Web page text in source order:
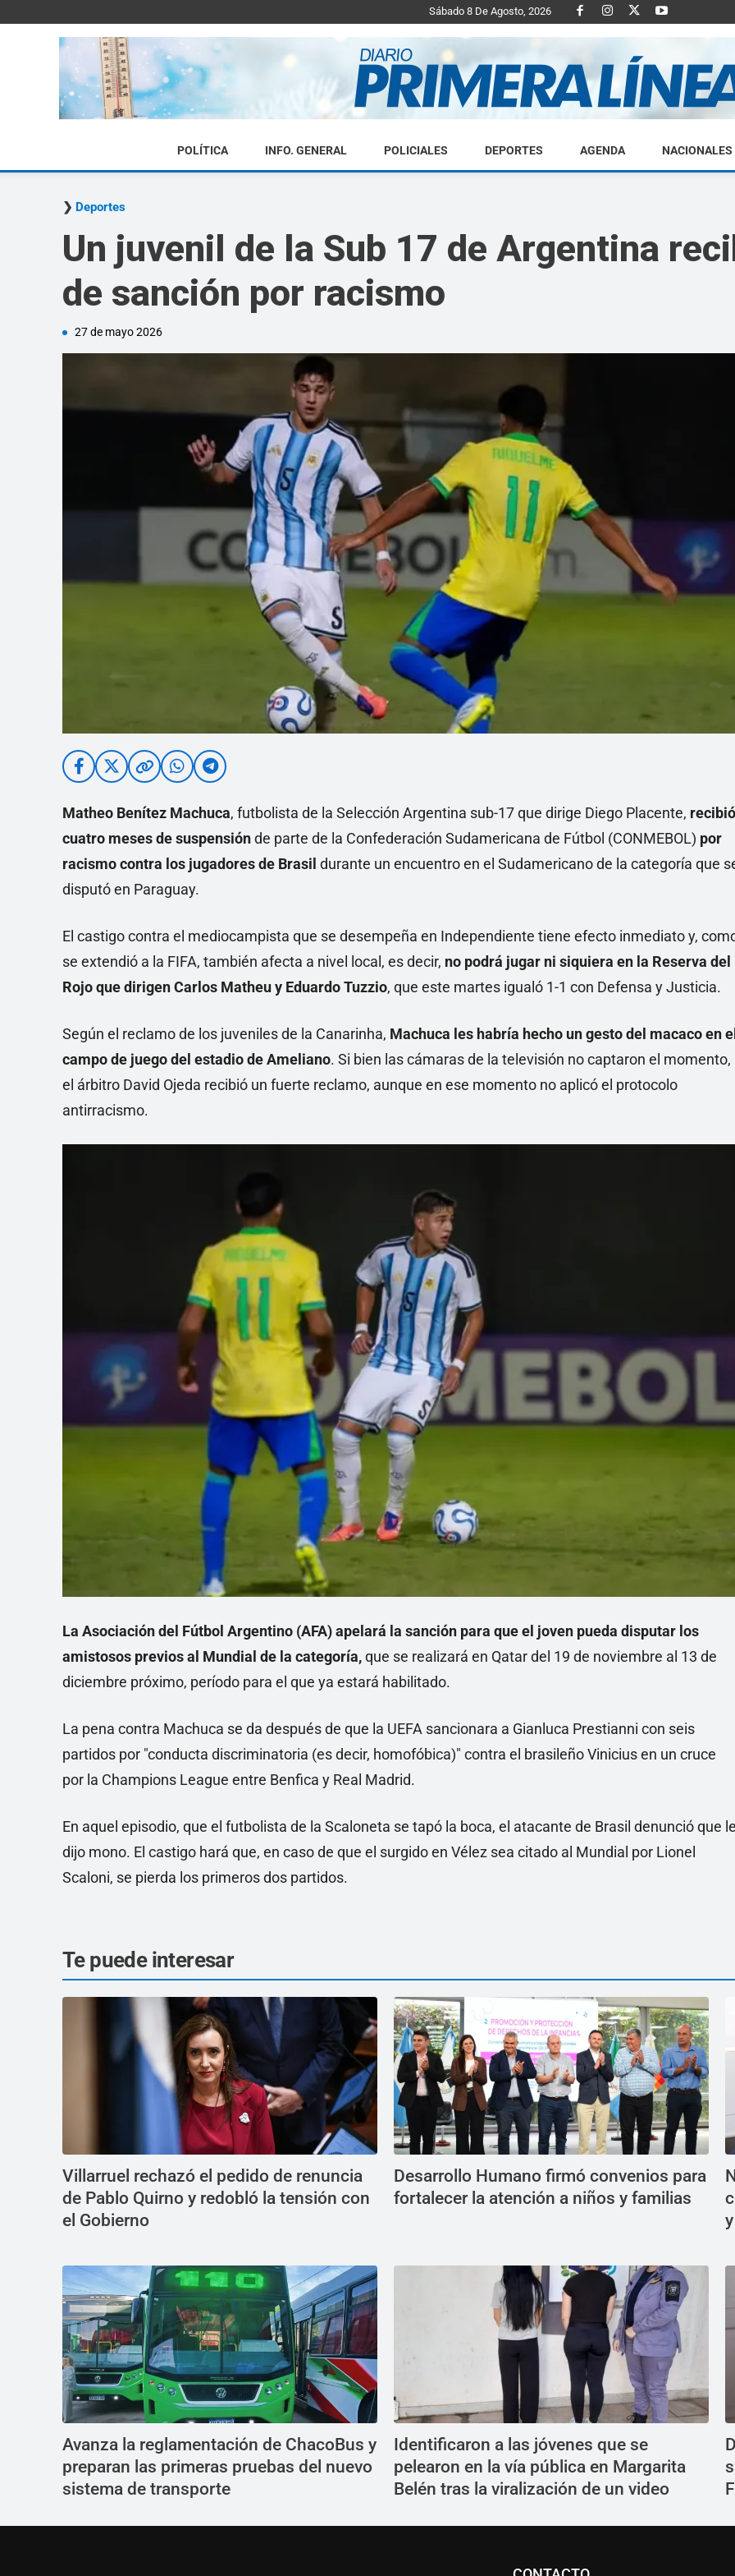
Sábado 8 De Agosto, 2026
Diario
POLÍTICA INFO. GENERAL POLICIALES DEPORTES AGENDA NACIONALES
Deportes
Un juvenil de la Sub 17 de Argentina
de sanción por racismo
27 de mayo 2026
Matheo Benítez Machuca, futbolista de la Selección Argentina sub-17 que dirige Diego Placente, recibió
cuatro meses de suspensiónde parte de la Confederación Sudamericana de Fútbol (CONMEBOL) por
racismo contra los jugadores de Brasil durante un encuentro en el Sudamericano de la categoría que
disputó en Paraguay.
El castigo contra el mediocampista que se desempeña en Independiente tiene efecto inmediato y,
se extendió a la FIFA, también afecta a nivel local, es decir, no podrá jugar ni siquiera en la Reserva del
Rojo que dirigen Carlos Matheu y Eduardo Tuzzio, que este martes igualó 1-1 con Defensa y Justicia.
Según el reclamo de los juveniles de la Canarinha, Machuca les habría hecho un gesto del macaco en
campo de juego del estadio de Ameliano. Si bien las cámaras de la televisión no captaron el momento,
el árbitro David Ojeda recibió un fuerte reclamo, aunque en ese momento no aplicó el protocolo
antirracismo.
La Asociación del Fútbol Argentino (AFA) apelará la sanción para que el joven pueda disputar los
amistosos previos al Mundial de la categoría,que se realizará en Qatar del 19 de noviembre al 13 de
diciembre próximo, período para el que ya estará habilitado.
La pena contra Machuca se da después de que la UEFA sancionara a Gianluca Prestianni con seis
partidos por "conducta discriminatoria (es decir, homofóbica)" contra el brasileño Vinicius en un cruce
por la Champions League entre Benfica y Real Madrid.
En aquel episodio, que el futbolista de la Scaloneta se tapó la boca, el atacante de Brasil denunció que
dijo mono. El castigo hará que, en caso de que el surgido en Vélez sea citado al Mundial por Lionel
Scaloni, se pierda los primeros dos partidos.
Te puede interesar
Villarruel rechazó el pedido de renuncia
de Pablo Quirno y redobló la tensión con
el Gobierno
Desarrollo Humano firmó convenios para
fortalecer la atención a niños y familias
Avanza la reglamentación de ChacoBus y
preparan las primeras pruebas del nuevo
sistema de transporte
Identificaron a las jóvenes que se
pelearon en la vía pública en Margarita
Belén tras la viralización de un video